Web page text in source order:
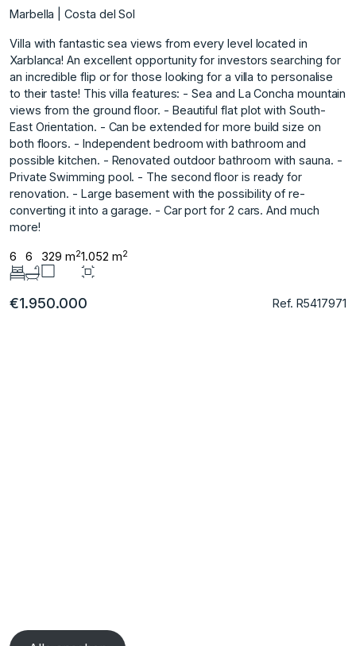
Marbella | Costa del Sol
Villa with fantastic sea views from every level located in
Xarblanca! An excellent opportunity for investors searching for
an incredible flip or for those looking for a villa to personalise
to their taste! This villa features: - Sea and La Concha mountain
views from the ground floor. - Beautiful flat plot with South-
East Orientation. - Can be extended for more build size on
both floors. - Independent bedroom with bathroom and
possible kitchen. - Renovated outdoor bathroom with ‌sauna. -
‌Private ‌Swimming ‌pool. - ‌The second floor ‌is ‌ready for
renovation. - ‌Large ‌basement ‌with ‌the ‌possibility ‌of re-
converting ‌it into ‌a garage. - Car ‌port ‌for ‌2 ‌cars. And ‌much
‌more!
6 6 329 m21.052 m2
€1.950.000 Ref. R5417971